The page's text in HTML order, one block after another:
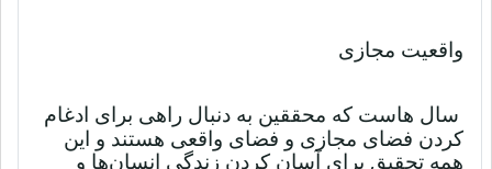
واقعیت مجازی
سال هاست که محققین به دنبال راهی برای ادغام
کردن فضای مجازی و فضای واقعی هستند و این
همه تحقیق برای آسان کردن زندگی انسان‌ها و